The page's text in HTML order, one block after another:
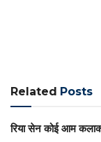
Related Posts
रिया सेन कोई आम